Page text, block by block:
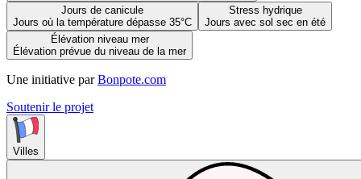
Jours de canicule
Jours où la température dépasse 35°C
Stress hydrique
Jours avec sol sec en été
Élévation niveau mer
Élévation prévue du niveau de la mer
Une initiative par Bonpote.com
Soutenir le projet
Villes